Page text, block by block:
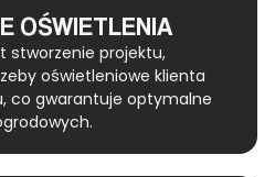
OŚWIETLENIA
stworzenie projektu,
oświetleniowe klienta
co gwarantuje optymalne